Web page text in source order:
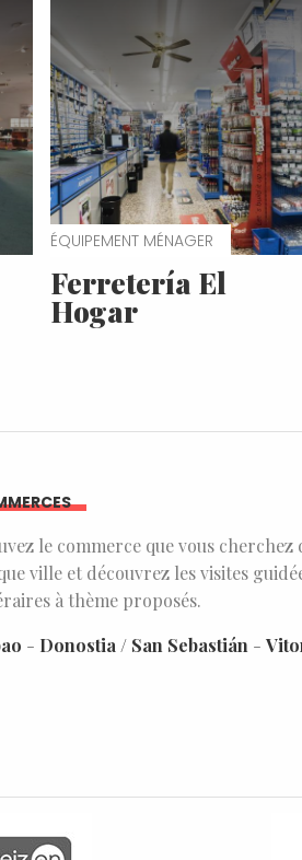
ÉQUIPEMENT MÉNAGER
Ferretería El
Hogar
le commerce que vous cherchez
ville et découvrez les visites
à thème proposés.
- Donostia / San Sebastián-